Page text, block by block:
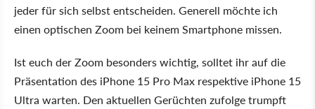
jeder für sich selbst entscheiden. Generell möchte ich
einen optischen Zoom bei keinem Smartphone missen.
Ist euch der Zoom besonders wichtig, solltet ihr auf die
Präsentation des iPhone 15 Pro Max respektive iPhone 15
Ultra warten. Den aktuellen Gerüchten zufolge trumpft